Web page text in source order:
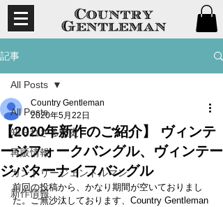
記事
All Posts
知られざる歴史
再販情報
カントリージェントルマン
新作情報
All Posts
【2020年新作のご紹介】 ヴィンテ
ージフォークバングル、ヴィンテー
ジバターナイフバングル
Country Gentleman
2020年5月22日
前回の投稿から、かなり期間が空いておりまし
た。ご無沙汰しております、Country Gentleman